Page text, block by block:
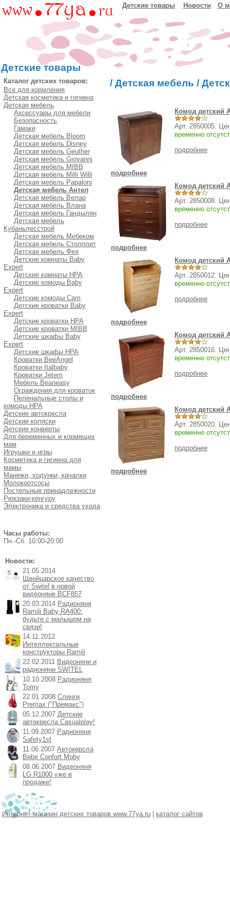
Детские товары
Детские товары Новости О
Каталог детских товаров:
Все для кормления
Детская косметика и гигиена
Детская мебель
Аксессуары для мебели
Безопасность
Гамаки
Детская мебель Bloom
Детская мебель Disney
Детская мебель Geuther
Детская мебель Giovanni
Детская мебель MIBB
Детская мебель Milli Willi
Детская мебель Papaloni
Детская мебель Антел
Детская мебель Велар
Детская мебель Влана
Детская мебель Гандылян
Детская мебель
Кубаньлесстрой
Детская мебель Мебеком
Детская мебель Столплит
Детская мебель Фея
Детские комнаты Baby
Expert
Детские комнаты HPA
Детские комоды Baby
Expert
Детские комоды Cam
Детские кроватки Baby
Expert
Детские кроватки HPA
Детские кроватки MIBB
Детские шкафы Baby
Expert
Детские шкафы HPA
Кроватки BeeAngel
Кроватки Italbaby
Кроватки Jetem
Мебель Beaneasy
Ограждения для кроваток
Пеленальные столы и
комоды HPA
Детские автокресла
Детские коляски
Детские конверты
Для беременных и кормящих
мам
Игрушки и игры
Косметика и гигиена для
мамы
Манежи, ходунки, качалки
Молокоотсосы
Постельные принадлежности
Рюкзаки-кенгуру
Электроника и средства ухода
Часы работы:
Пн.-Cб. 10:00-20:00
Новости:
21.05.2014
Щвейцарское качество
от Switel в новой
видеоняне BCF857
20.03.2014 Радионяня
Ramili Baby RA400:
будьте с малышом на
связи!
14.11.2012
Интеллектальные
конструкторы Ramili
22.02.2011 Видеоняни и
радионяни SWITEL
10.10.2008 Радионяня
Tomy
22.01.2008 Слинги
Premax ("Премакс")
05.12.2007 Детские
автокресла Casualplay!
11.09.2007 Радионяня
Safety1st
11.06.2007 Автокерсла
Bebe Confort Moby
08.06.2007 Видеоняня
LG R1000 уже в
продаже!
/ Детская мебель /
подробнее
Комод детский
Арт. 2850005.
временно
подробнее
подробнее
Комод детский
Арт. 2850008.
временно
подробнее
подробнее
Комод детский
Арт. 2850012.
временно
подробнее
подробнее
Комод детский
Арт. 2850016.
временно
подробнее
подробнее
Комод детский
Арт. 2850020.
временно
подробнее
Интернет-магазин детских товаров www.77ya.ru каталог сайтов